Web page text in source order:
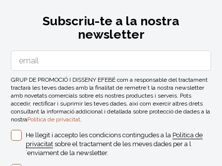
Subscriu-te a la nostra
newsletter
GRUP DE PROMOCIÓ I DISSENY EFEBÉ com a responsable del tractament
tractarà les teves dades amb la finalitat de remetre´t la nostra newsletter
amb novetats comercials sobre els nostres productes i serveis. Pots
accedir, rectificar i suprimir les teves dades, així com exercir altres drets
consultant la informació addicional i detallada sobre protecció de dades a la
nostraPolitica de privacitat.
He llegit i accepto les condicions contingudes a la Politica de
privacitat sobre el tractament de les meves dades per a l
´enviament de la newsletter.